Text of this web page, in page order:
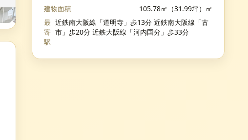
建物面積
105.78㎡（31.99坪）㎡
最
寄
駅
近鉄南大阪線「道明寺」歩13分 近鉄南大阪線「古
市」歩20分 近鉄大阪線「河内国分」歩33分